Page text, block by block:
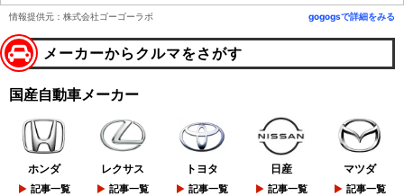
情報提供元：株式会社ゴーゴーラボ gogogsで詳細をみる
メーカーからクルマをさがす
国産自動車メーカー
ホンダ
記事一覧
レクサス
記事一覧
トヨタ
記事一覧
日産
記事一覧
マツダ
記事一覧